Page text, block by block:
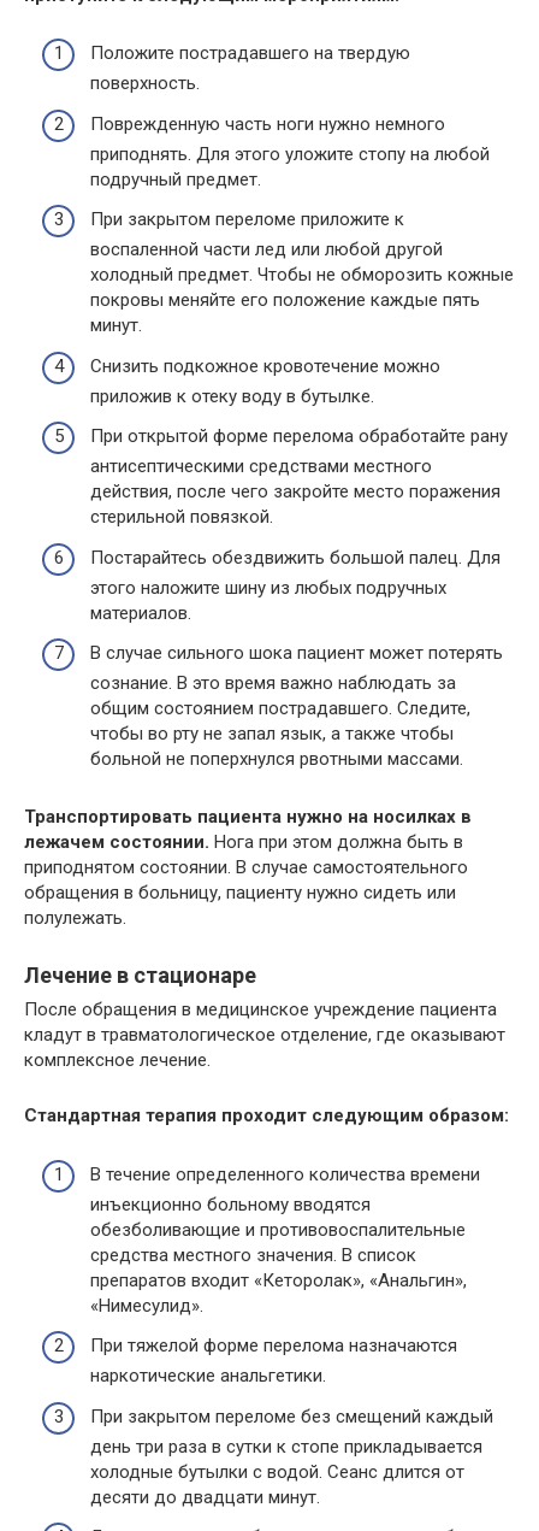
Положите пострадавшего на твердую
поверхность.
Поврежденную часть ноги нужно немного
приподнять. Для этого уложите стопу на любой
подручный предмет.
При закрытом переломе приложите к
воспаленной части лед или любой другой
холодный предмет. Чтобы не обморозить кожные
покровы меняйте его положение каждые пять
минут.
Снизить подкожное кровотечение можно
приложив к отеку воду в бутылке.
При открытой форме перелома обработайте рану
антисептическими средствами местного
действия, после чего закройте место поражения
стерильной повязкой.
Постарайтесь обездвижить большой палец. Для
этого наложите шину из любых подручных
материалов.
В случае сильного шока пациент может потерять
сознание. В это время важно наблюдать за
общим состоянием пострадавшего. Следите,
чтобы во рту не запал язык, а также чтобы
больной не поперхнулся рвотными массами.
Транспортировать пациента нужно на носилках в
лежачем состоянии. Нога при этом должна быть в
приподнятом состоянии. В случае самостоятельного
обращения в больницу, пациенту нужно сидеть или
полулежать.
Лечение в стационаре
После обращения в медицинское учреждение пациента
кладут в травматологическое отделение, где оказывают
комплексное лечение.
Стандартная терапия проходит следующим образом:
В течение определенного количества времени
инъекционно больному вводятся
обезболивающие и противовоспалительные
средства местного значения. В список
препаратов входит «Кеторолак», «Анальгин»,
«Нимесулид».
При тяжелой форме перелома назначаются
наркотические анальгетики.
При закрытом переломе без смещений каждый
день три раза в сутки к стопе прикладывается
холодные бутылки с водой. Сеанс длится от
десяти до двадцати минут.